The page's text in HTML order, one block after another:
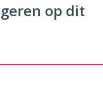
op dit